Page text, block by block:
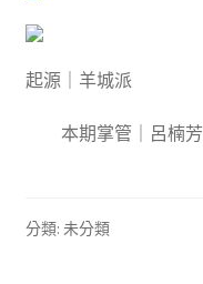
起源｜羊城派
本期掌管｜呂楠芳
分類: 未分類